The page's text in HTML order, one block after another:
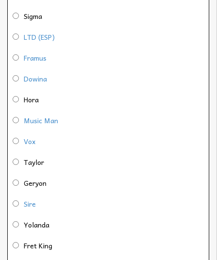
Sigma
LTD (ESP)
Framus
Dowina
Hora
Music Man
Vox
Taylor
Geryon
Sire
Yolanda
Fret King